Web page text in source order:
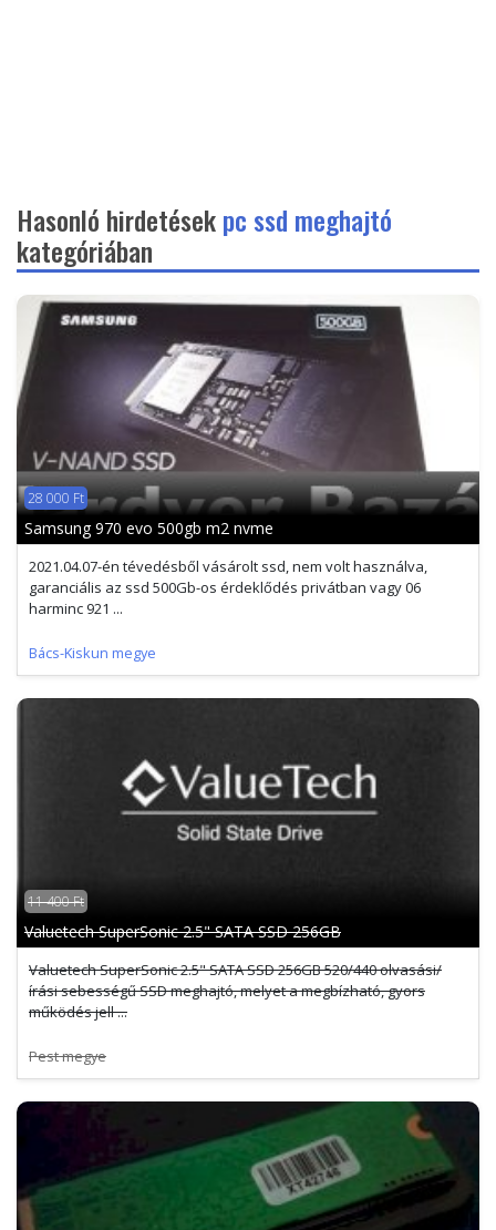
Hasonló hirdetésekpc ssd meghajtó
kategóriában
28 000 Ft
Samsung 970 evo 500gb m2 nvme
2021.04.07-én tévedésből vásárolt ssd, nem volt használva,
garanciális az ssd 500Gb-os érdeklődés privátban vagy 06
harminc 921 ...
Bács-Kiskun megye
11 400 Ft
Valuetech SuperSonic 2.5" SATA SSD 256GB
Valuetech SuperSonic 2.5" SATA SSD 256GB 520/440 olvasási/
írási sebességű SSD meghajtó, melyet a megbízható, gyors
működés jell ...
Pest megye